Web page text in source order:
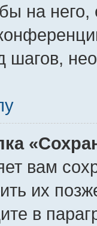
на
шагов,
вам
их
в